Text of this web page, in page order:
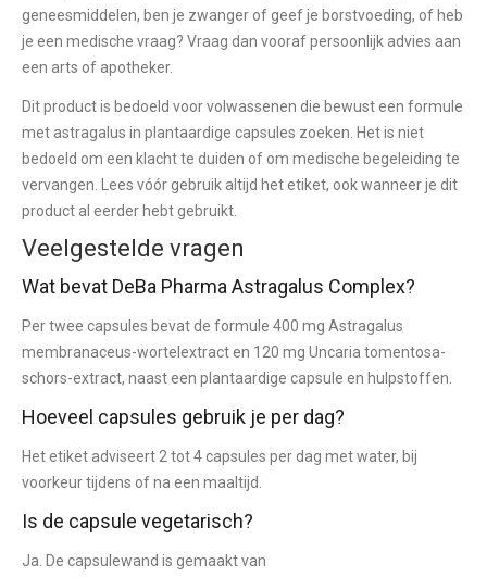
geneesmiddelen, ben je zwanger of geef je borstvoeding, of heb
je een medische vraag? Vraag dan vooraf persoonlijk advies aan
een arts of apotheker.
Dit product is bedoeld voor volwassenen die bewust een formule
met astragalus in plantaardige capsules zoeken. Het is niet
bedoeld om een klacht te duiden of om medische begeleiding te
vervangen. Lees vóór gebruik altijd het etiket, ook wanneer je dit
product al eerder hebt gebruikt.
Veelgestelde vragen
Wat bevat DeBa Pharma Astragalus Complex?
Per twee capsules bevat de formule 400 mg Astragalus
membranaceus-wortelextract en 120 mg Uncaria tomentosa-
schors-extract, naast een plantaardige capsule en hulpstoffen.
Hoeveel capsules gebruik je per dag?
Het etiket adviseert 2 tot 4 capsules per dag met water, bij
voorkeur tijdens of na een maaltijd.
Is de capsule vegetarisch?
Ja. De capsulewand is gemaakt van